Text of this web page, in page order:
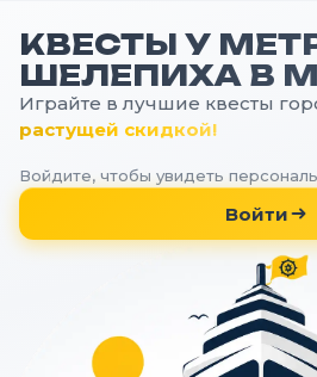
КВЕСТЫ У
ШЕЛЕПИХА В
Играйте в лучшие квесты
растущей скидкой!
Войдите, чтобы увидеть
Войти